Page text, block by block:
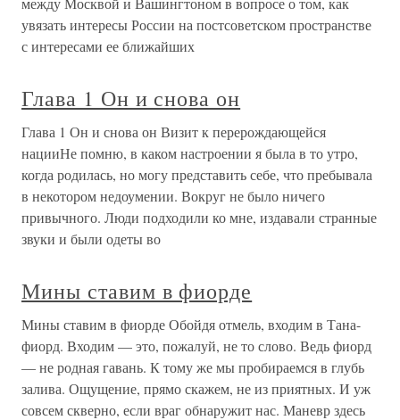
увязать интересы России на постсоветском пространстве
с интересами ее ближайших
Глава 1 Он и снова он
Глава 1 Он и снова он Визит к перерождающейся
нацииНе помню, в каком настроении я была в то утро,
когда родилась, но могу представить себе, что пребывала
в некотором недоумении. Вокруг не было ничего
привычного. Люди подходили ко мне, издавали странные
звуки и были одеты во
Мины ставим в фиорде
Мины ставим в фиорде Обойдя отмель, входим в Тана-
фиорд. Входим — это, пожалуй, не то слово. Ведь фиорд
— не родная гавань. К тому же мы пробираемся в глубь
залива. Ощущение, прямо скажем, не из приятных. И уж
совсем скверно, если враг обнаружит нас. Маневр здесь